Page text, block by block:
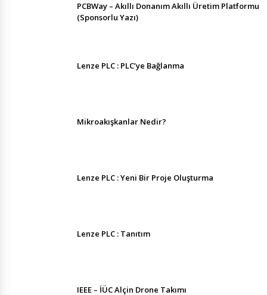
PCBWay – Akıllı Donanım Akıllı Üretim Platformu
(Sponsorlu Yazı)
Lenze PLC : PLC’ye Bağlanma
Mikroakışkanlar Nedir?
Lenze PLC : Yeni Bir Proje Oluşturma
Lenze PLC : Tanıtım
IEEE – İÜC Alçin Drone Takımı